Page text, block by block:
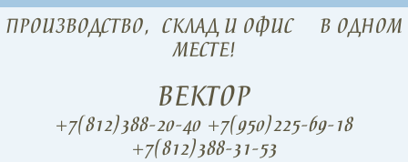
ПРОИЗВОДСТВО, СКЛАД И ОФИС В ОДНОМ
МЕСТЕ!
ВЕКТОР
+7(812)388-20-40 +7(950)225-69-18
+7(812)388-31-53